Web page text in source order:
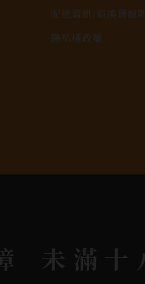
配送資訊/退換貨說
隱私權政策
reserved. Designed
未滿十